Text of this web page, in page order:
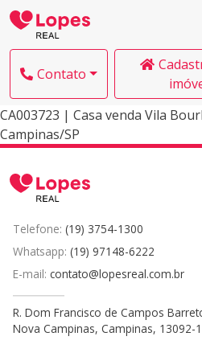
Contato
CA003723 | Casa venda Vila
Campinas/SP
Telefone: (19) 3754-1300
Whatsapp: (19) 97148-6222
E-mail: contato@lopesreal.com.br
R. Dom Francisco de Campos
Nova Campinas, Campinas, 13092-